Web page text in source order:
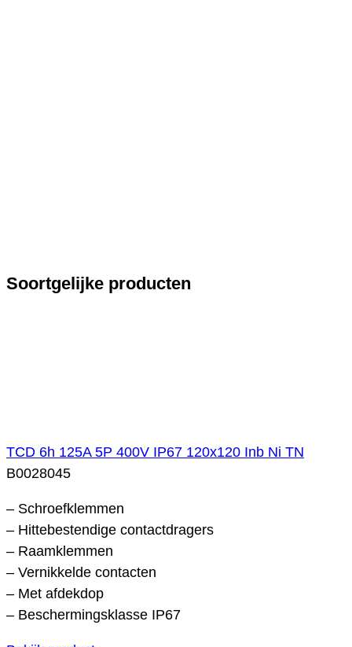
Soortgelijke producten
TCD 6h 125A 5P 400V IP67 120x120 Inb Ni TN
B0028045
– Schroefklemmen
– Hittebestendige contactdragers
– Raamklemmen
– Vernikkelde contacten
– Met afdekdop
– Beschermingsklasse IP67